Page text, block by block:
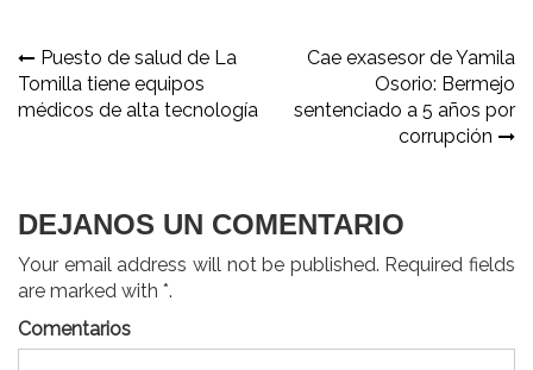
Navegación
de
Puesto de salud de La
Tomilla tiene equipos
médicos de alta tecnología
Cae exasesor de Yamila
Osorio: Bermejo
sentenciado a 5 años por
corrupción
DEJANOS UN COMENTARIO
Your email address will not be published. Required fields
are marked with *.
Comentarios